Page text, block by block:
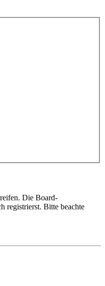
Die Board-
registrierst. Bitte beachte